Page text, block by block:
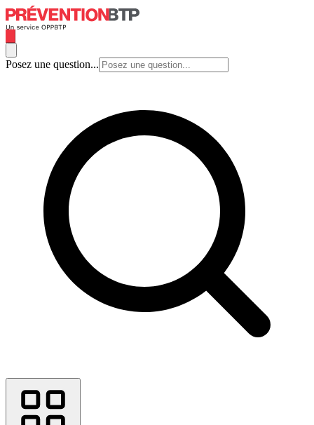
Posez une question...